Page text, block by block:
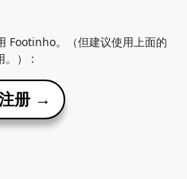
Footinho。（但建议使用上面的
。） :
册 →